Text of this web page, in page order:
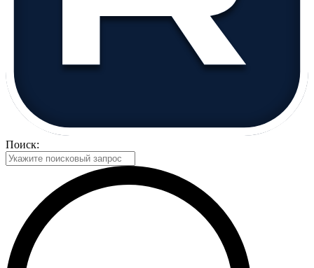
Поиск: